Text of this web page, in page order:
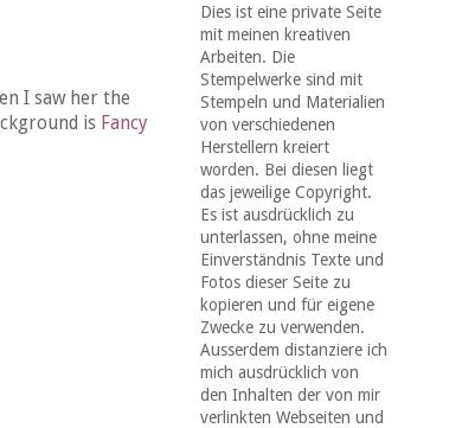
I saw her the
is Fancy
Dies ist eine private Seite
mit meinen kreativen
Arbeiten. Die
Stempelwerke sind mit
Stempeln und Materialien
von verschiedenen
Herstellern kreiert
worden. Bei diesen liegt
das jeweilige Copyright.
Es ist ausdrücklich zu
unterlassen, ohne meine
Einverständnis Texte und
Fotos dieser Seite zu
kopieren und für eigene
Zwecke zu verwenden.
Ausserdem distanziere ich
mich ausdrücklich von
den Inhalten der von mir
verlinkten Webseiten und